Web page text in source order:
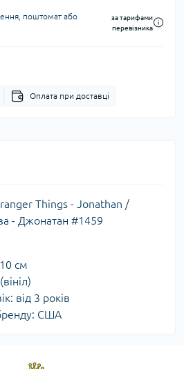
поштомат або
за тарифами
перевізника
Оплата при доставці
Things - Jonathan /
- Джонатан #1459
см
від 3 років
бренду: США